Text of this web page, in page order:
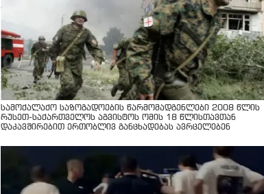
სამოქალაქო საზოგადოების წარმომადგენლები 2008 წლის
რუსეთ-საქართველოს აგვისტოს ომის 18 წლისთავთან
დაკავშირებით ერთობლივ განცხადებას ავრცელებენ